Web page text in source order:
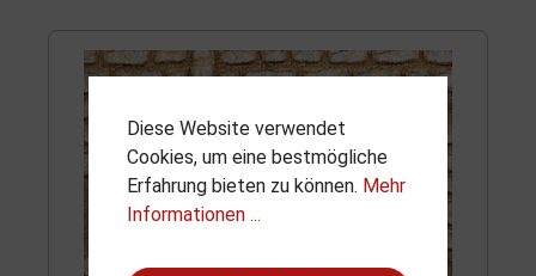
Diese Website verwendet
Cookies, um eine bestmögliche
Erfahrung bieten zu können. Mehr
Informationen ...